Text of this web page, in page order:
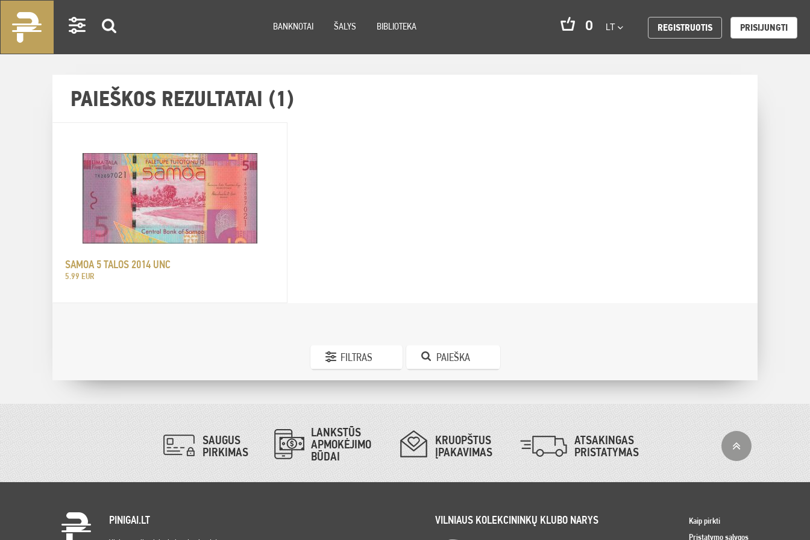
BANKNOTAI ŠALYS BIBLIOTEKA 0 LT REGISTRUOTIS PRISIJUNGTI
PAIEŠKOS REZULTATAI (1)
SAMOA 5 TALOS 2014 UNC
5.99 EUR
FILTRAS PAIEŠKA
SAUGUS
PIRKIMAS
LANKSTŪS
APMOKĖJIMO
BŪDAI
KRUOPŠTUS
ĮPAKAVIMAS
ATSAKINGAS
PRISTATYMAS
PINIGAI.LT VILNIAUS KOLEKCININKŲ KLUBO NARYS
Kaip pirkti
Pristatymo sąlygos